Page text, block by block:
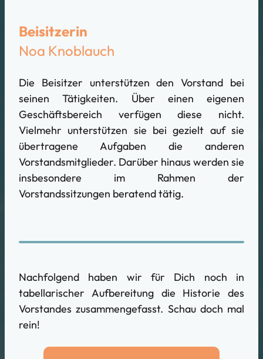
Beisitzerin
Noa Knoblauch
Die Beisitzer unterstützen den Vorstand bei
seinen Tätigkeiten. Über einen eigenen
Geschäftsbereich verfügen diese nicht.
Vielmehr unterstützen sie bei gezielt auf sie
übertragene Aufgaben die anderen
Vorstandsmitglieder. Darüber hinaus werden sie
insbesondere im Rahmen der
Vorstandssitzungen beratend tätig.
Nachfolgend haben wir für Dich noch in
tabellarischer Aufbereitung die Historie des
Vorstandes zusammengefasst. Schau doch mal
rein!